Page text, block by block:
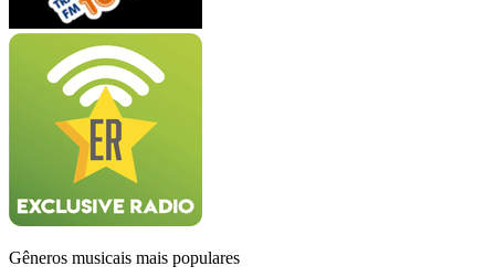
Gêneros musicais mais populares